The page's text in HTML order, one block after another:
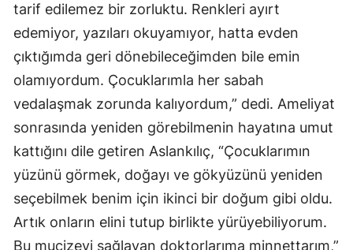
Mardin
Muğla
Muş
Nevşehir
Niğde
Ordu
Rize
Sakarya
tarif edilemez bir zorluktu. Renkleri ayırt
edemiyor, yazıları okuyamıyor, hatta evden
çıktığımda geri dönebileceğimden bile emin
olamıyordum. Çocuklarımla her sabah
vedalaşmak zorunda kalıyordum,” dedi. Ameliyat
sonrasında yeniden görebilmenin hayatına umut
kattığını dile getiren Aslankılıç, “Çocuklarımın
yüzünü görmek, doğayı ve gökyüzünü yeniden
seçebilmek benim için ikinci bir doğum gibi oldu.
Artık onların elini tutup birlikte yürüyebiliyorum.
Bu mucizeyi sağlayan doktorlarıma minnettarım,”